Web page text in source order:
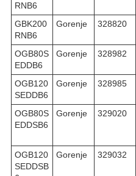
RNB6
GBK200
RNB6
Gorenje 328820
OGB80S
EDDB6
Gorenje 328982
OGB120
SEDDB6
Gorenje 328985
OGB80S
EDDSB6
Gorenje 329020
OGB120
SEDDSB
Gorenje 329032